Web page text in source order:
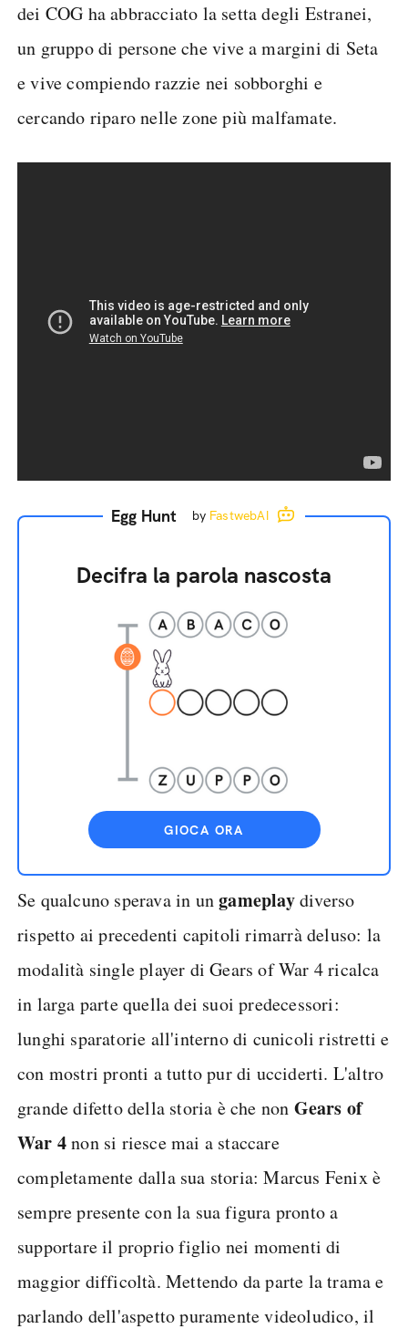
dei COG ha abbracciato la setta degli Estranei,
un gruppo di persone che vive a margini di Seta
e vive compiendo razzie nei sobborghi e
cercando riparo nelle zone più malfamate.
Egg Hunt by FastwebAI
Decifra la parola nascosta
GIOCA ORA
Se qualcuno sperava in ungameplaydiverso
rispetto ai precedenti capitoli rimarrà deluso: la
modalità single player di Gears of War 4 ricalca
in larga parte quella dei suoi predecessori:
lunghi sparatorie all'interno di cunicoli ristretti e
con mostri pronti a tutto pur di ucciderti. L'altro
grande difetto della storia è che non Gears of
War 4non si riesce mai a staccare
completamente dalla sua storia: Marcus Fenix è
sempre presente con la sua figura pronto a
supportare il proprio figlio nei momenti di
maggior difficoltà. Mettendo da parte la trama e
parlando dell'aspetto puramente videoludico, il